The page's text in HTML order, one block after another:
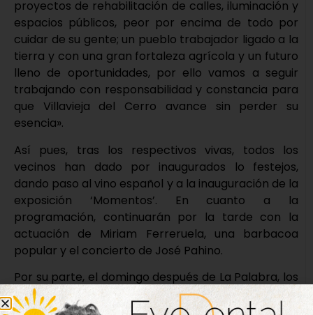
proyectos de rehabilitación de calles, iluminación y
espacios públicos, peor por encima de todo por
cuidar de su gente; un pueblo trabajador ligado a la
tierra y con una gran fortaleza agrícola y un futuro
lleno de oportunidades, por ello vamos a seguir
trabajando con responsabilidad y constancia para
que Villavieja del Cerro avance sin perder su
esencia».
Así pues, tras los respectivos vivas, todos los
vecinos han dado por inaugurados lo festejos,
dando paso al vino español y a la inauguración de la
exposición ‘Momentos’. En cuanto a la
programación, continuarán por la tarde con la
actuación de Miriam Ferreruela, una barbacoa
popular y el concierto de José Pahino.
Por su parte, el domingo después de La Palabra, los
eventos seguirán con una tarde de baile a cargo
del trío ‘Vía Libre’, así como de un bingo solidario en